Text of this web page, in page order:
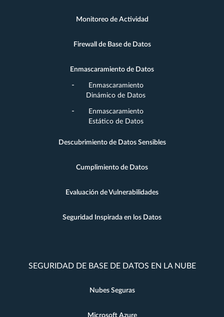
Monitoreo de Actividad
Firewall de Base de Datos
Enmascaramiento de Datos
Enmascaramiento
Dinámico de Datos
Enmascaramiento
Estático de Datos
Descubrimiento de Datos Sensibles
Cumplimiento de Datos
Evaluación de Vulnerabilidades
Seguridad Inspirada en los Datos
SEGURIDAD DE BASE DE DATOS EN LA NUBE
Nubes Seguras
Microsoft Azure